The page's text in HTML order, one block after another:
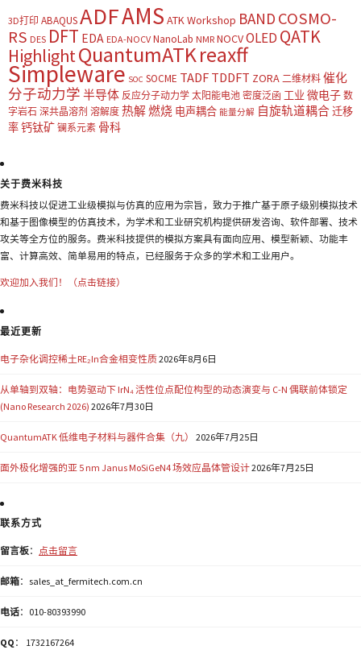
3D打印 ABAQUSADFAMS ATK Workshop BAND COSMO-
RS DES DFT EDA EDA-NOCV NanoLab NMR NOCVOLED QATK
HighlightQuantumATKreaxff
Simpleware SOC SOCME TADF TDDFT ZORA 二维材料 催化
分子动力学 半导体 反应分子动力学 太阳能电池 密度泛函 工业 微电子 数
字岩石 深共晶溶剂 溶解度 热解燃烧 电声耦合 能量分解 自旋轨道耦合迁移
率钙钛矿 镧系元素 骨科
关于费米科技
费米科技以促进工业级模拟与仿真的应用为宗旨，致力于推广基于原子级别模拟技术
和基于图像模型的仿真技术，为学术和工业研究机构提供研发咨询、软件部署、技术
攻关等全方位的服务。费米科技提供的模拟方案具有面向应用、模型新颖、功能丰
富、计算高效、简单易用的特点，已经服务于众多的学术和工业用户。
欢迎加入我们！（点击链接）
最近更新
电子杂化调控稀土RE₂In合金相变性质2026年8月6日
从单轴到双轴：电势驱动下 IrN₄ 活性位点配位构型的动态演变与 C-N 偶联前体锁定
(Nano Research 2026) 2026年7月30日
QuantumATK 低维电子材料与器件合集（九） 2026年7月25日
面外极化增强的亚 5 nm Janus MoSiGeN4 场效应晶体管设计2026年7月25日
联系方式
留言板： 点击留言
邮箱：sales_at_fermitech.com.cn
电话：010-80393990
QQ ： 1732167264